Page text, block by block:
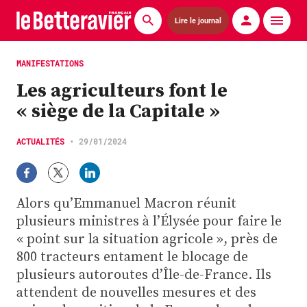
Lire le journal
Actualités
Économie
Agronomie
Matériels
La technique ITB
Pommes de terre
Guides pratiques
Chasse
MANIFESTATIONS
Les agriculteurs font le
« siège de la Capitale »
ACTUALITÉS • 29/01/2024
Alors qu’Emmanuel Macron réunit
plusieurs ministres à l’Élysée pour faire le
« point sur la situation agricole », près de
800 tracteurs entament le blocage de
plusieurs autoroutes d’Île-de-France. Ils
attendent de nouvelles mesures et des